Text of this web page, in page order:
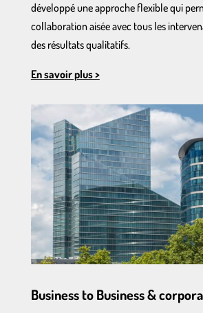
développé uneapproche flexiblequi
collaboration aisée avec tous les
des résultats qualitatifs.
En savoir plus >
Business to Business &